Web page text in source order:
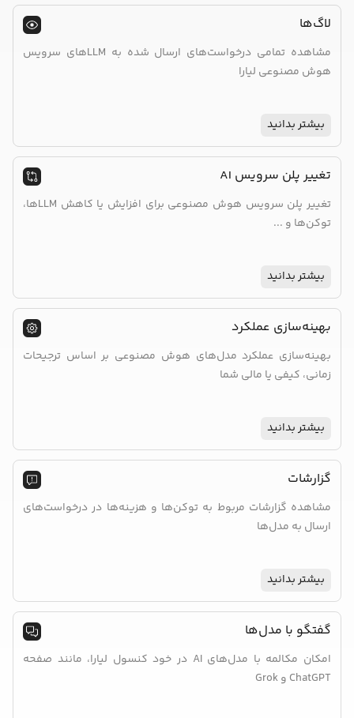
لاگ‌ها
مشاهده تمامی درخواست‌های ارسال شده به LLMهای سرویس
هوش مصنوعی لیارا
بیشتر بدانید
تغییر پلن سرویس AI
تغییر پلن سرویس هوش مصنوعی برای افزایش یا کاهش LLMها،
توکن‌ها و ...
بیشتر بدانید
بهینه‌سازی عملکرد
بهینه‌سازی عملکرد مدل‌های هوش مصنوعی بر اساس ترجیحات
زمانی، کیفی یا مالی شما
بیشتر بدانید
گزارشات
مشاهده گزارشات مربوط به توکن‌ها و هزینه‌ها در درخواست‌های
ارسال به مدل‌ها
بیشتر بدانید
گفتگو با مدل‌ها
امکان مکالمه با مدل‌های AI در خود کنسول لیارا، مانند صفحه
ChatGPT و Grok